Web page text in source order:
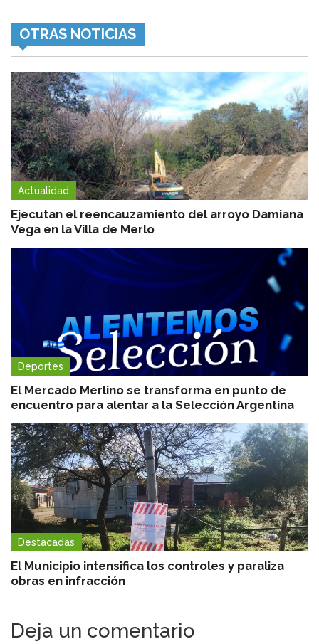
OTRAS NOTICIAS
Actualidad
Ejecutan el reencauzamiento del arroyo Damiana
Vega en la Villa de Merlo
Deportes
El Mercado Merlino se transforma en punto de
encuentro para alentar a la Selección Argentina
Destacadas
El Municipio intensifica los controles y paraliza
obras en infracción
Deja un comentario